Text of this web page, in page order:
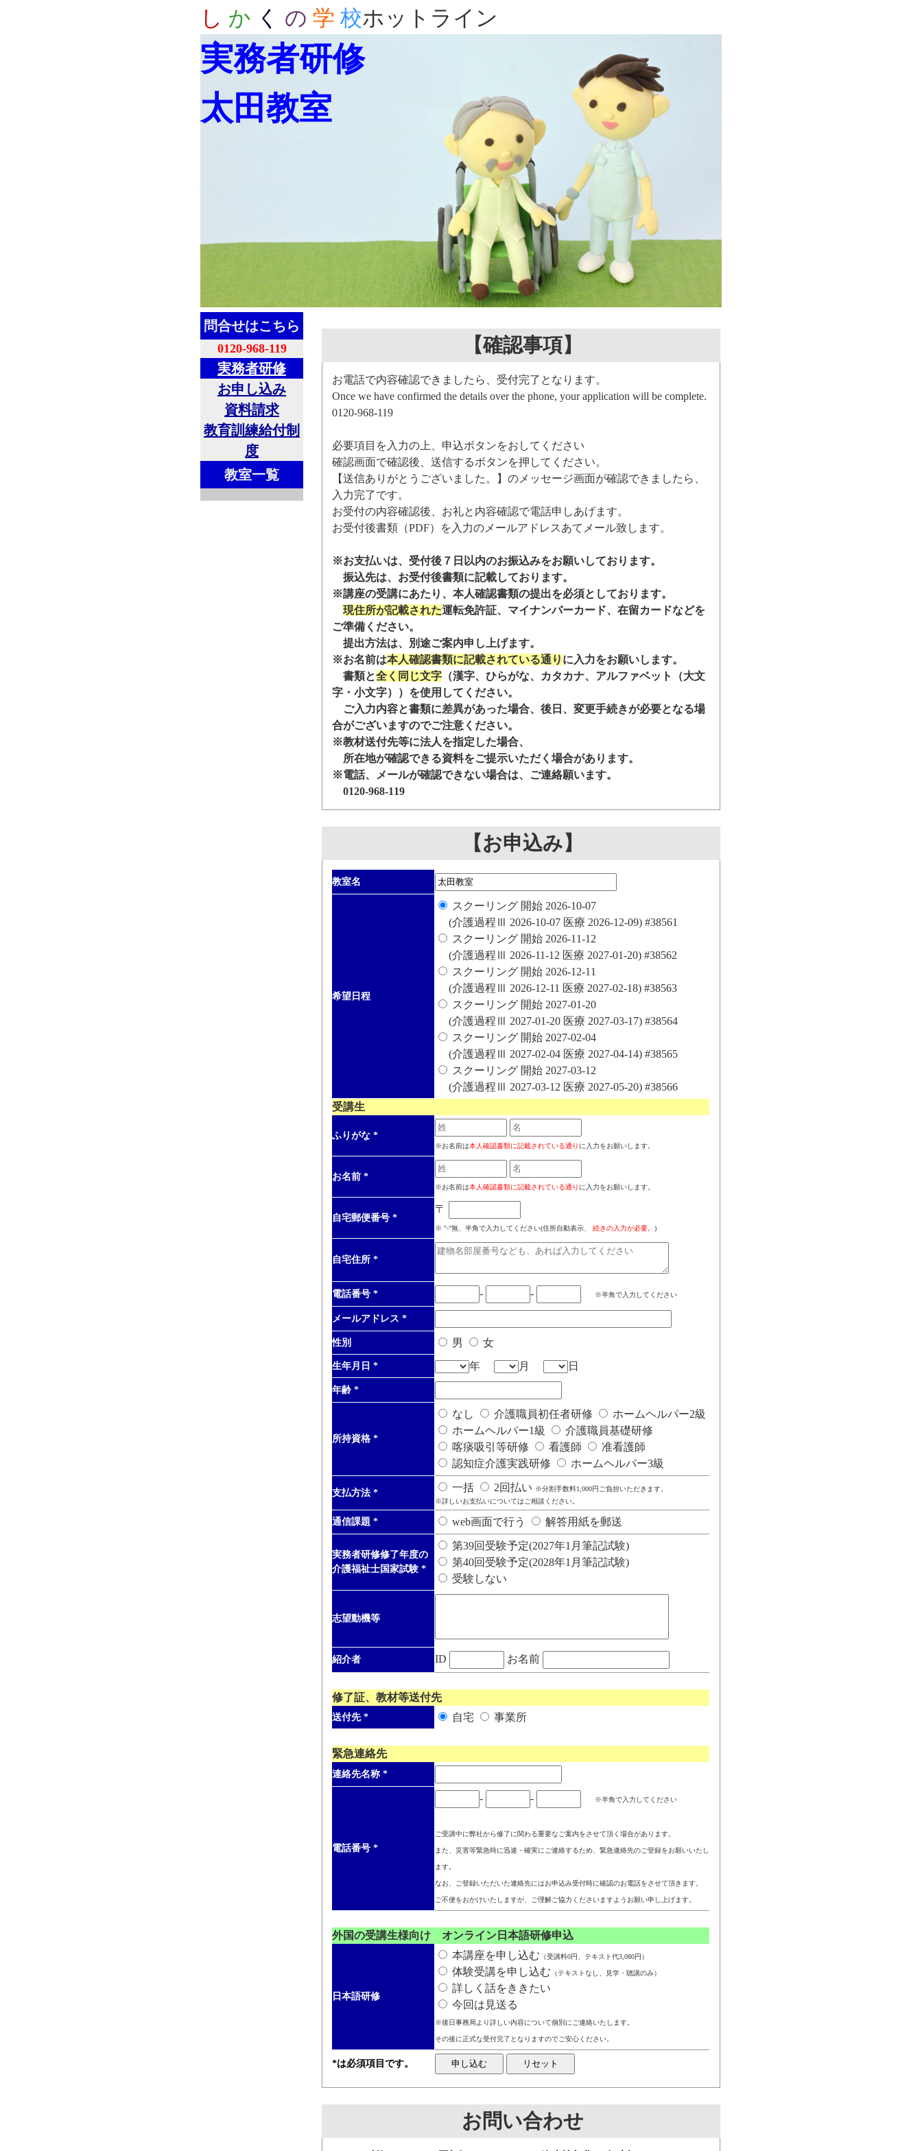
し か く の 学 校ホットライン
実務者研修
太田教室
【確認事項】
お電話で内容確認できましたら、受付完了となります。
Once we have confirmed the details over the phone, your application will be complete.
0120-968-119
必要項目を入力の上、申込ボタンをおしてください
確認画面で確認後、送信するボタンを押してください。
【送信ありがとうございました。】のメッセージ画面が確認できましたら、
入力完了です。
お受付の内容確認後、お礼と内容確認で電話申しあげます。
お受付後書類（PDF）を入力のメールアドレスあてメール致します。
※お支払いは、受付後７日以内のお振込みをお願いしております。
振込先は、お受付後書類に記載しております。
※講座の受講にあたり、本人確認書類の提出を必須としております。
現住所が記載された運転免許証、マイナンバーカード、在留カードなどを
ご準備ください。
提出方法は、別途ご案内申し上げます。
※お名前は本人確認書類に記載されている通り に入力をお願いします。
書類と全く同じ文字 （漢字、ひらがな、カタカナ、アルファベット（大文
字・小文字））を使用してください。
ご入力内容と書類に差異があった場合、後日、変更手続きが必要となる場
合がございますのでご注意ください。
※教材送付先等に法人を指定した場合、
所在地が確認できる資料をご提示いただく場合があります。
※電話、メールが確認できない場合は、ご連絡願います。
0120-968-119
【お申込み】
教室名
希望日程
スクーリング 開始 2026-10-07
(介護過程Ⅲ 2026-10-07 医療 2026-12-09) #38561
スクーリング 開始 2026-11-12
(介護過程Ⅲ 2026-11-12 医療 2027-01-20) #38562
スクーリング 開始 2026-12-11
(介護過程Ⅲ 2026-12-11 医療 2027-02-18) #38563
スクーリング 開始 2027-01-20
(介護過程Ⅲ 2027-01-20 医療 2027-03-17) #38564
スクーリング 開始 2027-02-04
(介護過程Ⅲ 2027-02-04 医療 2027-04-14) #38565
スクーリング 開始 2027-03-12
(介護過程Ⅲ 2027-03-12 医療 2027-05-20) #38566
受講生
ふりがな *
※お名前は本人確認書類に記載されている通り に入力をお願いします。
お名前 *
※お名前は本人確認書類に記載されている通り に入力をお願いします。
自宅郵便番号 *
〒
※ "-"無、半角で入力してください(住所自動表示、 続きの入力が必要。 )
自宅住所 *
電話番号 * - - ※半角で入力してください
メールアドレス *
性別 男 女
生年月日 * 年 月 日
年齢 *
所持資格 *
なし 介護職員初任者研修
ホームヘルパー2級
ホームヘルパー1級
介護職員基礎研修
喀痰吸引等研修
看護師
准看護師
認知症介護実践研修
ホームヘルパー3級
支払方法 * 一括 2回払い ※分割手数料1,000円ご負担いただきます。
※詳しいお支払いについてはご相談ください。
通信課題 * web画面で行う 解答用紙を郵送
実務者研修修了年度の
介護福祉士国家試験 *
第39回受験予定(2027年1月筆記試験)
第40回受験予定(2028年1月筆記試験)
受験しない
志望動機等
紹介者 ID お名前
修了証、教材等送付先
送付先 * 自宅 事業所
緊急連絡先
連絡先名称 *
電話番号 *
- - ※半角で入力してください
ご受講中に弊社から修了に関わる重要なご案内をさせて頂く場合があります。
また、災害等緊急時に迅速・確実にご連絡するため、緊急連絡先のご登録をお願いいたし
ます。
なお、ご登録いただいた連絡先にはお申込み受付時に確認のお電話をさせて頂きます。
ご不便をおかけいたしますが、ご理解ご協力くださいますようお願い申し上げます。
外国の受講生様向け オンライン日本語研修申込
日本語研修
本講座を申し込む （受講料0円、テキスト代3,080円）
体験受講を申し込む （テキストなし、見学・聴講のみ）
詳しく話をききたい
今回は見送る
※後日事務局より詳しい内容について個別にご連絡いたします。
その後に正式な受付完了となりますのでご安心ください。
*は必須項目です。
お問い合わせ
問合せはこちら
0120-968-119
実務者研修
お申し込み
資料請求
教育訓練給付制
度
教室一覧